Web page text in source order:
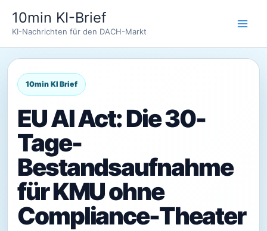
Inhalt
springen
10min KI-Brief
KI-Nachrichten für den DACH-Markt
EU AI Act: Die 30-
Tage-
Bestandsaufnahme
für KMU ohne
Compliance-Theater